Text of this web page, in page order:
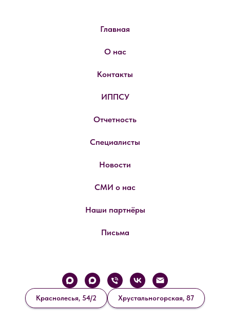
Главная
О нас
Контакты
ИППСУ
Отчетность
Специалисты
Новости
СМИ о нас
Наши партнёры
Письма
Краснолесья, 54/2 Хрустальногорская, 87